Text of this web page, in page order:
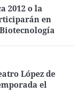
2012 o la
en
López de
el